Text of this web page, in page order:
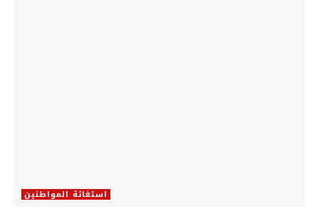
استغاثة المواطنين